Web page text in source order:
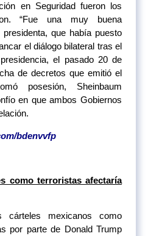
en Seguridad fueron los
“Fue una muy buena
que había puesto
el diálogo bilateral tras el
el pasado 20 de
de decretos que emitió el
posesión, Sheinbaum
en que ambos Gobiernos
bdenvvfp
como terroristas afectaría
cárteles mexicanos como
por parte de Donald Trump